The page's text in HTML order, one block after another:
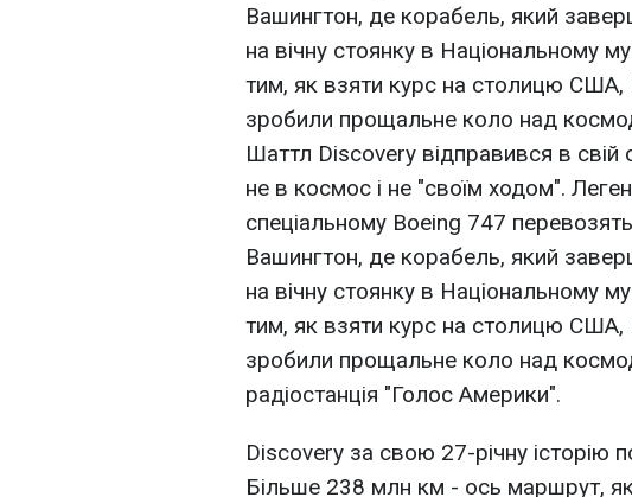
Вашингтон, де корабель, який
на вічну стоянку в Національному
тим, як взяти курс на столицю
зробили прощальне коло над
Шаттл Discovery відправився в свій
не в космос і не "своїм ходом".
спеціальному Boeing 747
Вашингтон, де корабель, який
на вічну стоянку в Національному
тим, як взяти курс на столицю
зробили прощальне коло над
радіостанція "Голос Америки".
Discovery за свою 27-річну історію
Більше 238 млн км - ось маршрут,